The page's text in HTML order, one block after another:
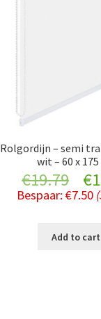
Rolgordijn – semi
wit – 60 x
€19.79
was:
€
Bespaar:€7.50
Add to cart